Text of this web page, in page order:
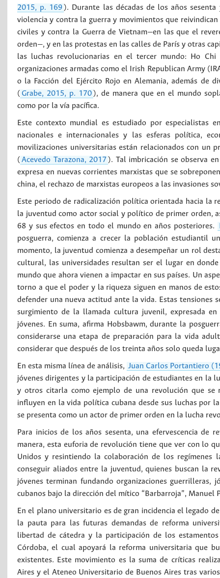
2015, p. 169 ). Durante las décadas de los años
violencia y contra la guerra y movimientos que
civiles y contra la Guerra de Vietnam—en las que el
orden—, y en las protestas en las calles de París y otras
las luchas revolucionarias en el tercer mundo: Ho
organizaciones armadas como el Irish Republican Army
o la Facción del Ejército Rojo en Alemania, además de
( Grabe, 2015, p. 170 ), de manera que en el mundo
como por la vía pacífica.
Este contexto mundial es estudiado por especialistas
nacionales e internacionales y las esferas política,
movilizaciones universitarias están relacionados con
( Acevedo Tarazona, 2017 ). Tal imbricación se observa
expresa en nuevas corrientes marxistas que se
china, el rechazo de marxistas europeos a las invasiones
Este periodo de radicalización política orientada hacia
la juventud como actor social y político de primer orden,
68 y sus efectos en todo el mundo en años posteriores.
posguerra, comienza a crecer la población estudiantil
momento, la juventud comienza a desempeñar un rol
cultural, las universidades resultan ser el lugar en
mundo que ahora vienen a impactar en sus países. Un
torno a que el poder y la riqueza siguen en manos de
defender una nueva actitud ante la vida. Estas tensiones
surgimiento de la llamada cultura juvenil, expresada
jóvenes. En suma, afirma Hobsbawm, durante la
considerarse una etapa de preparación para la vida
considerar que después de los treinta años solo queda
En esta misma línea de análisis, Juan Carlos Portantiero
jóvenes dirigentes y la participación de estudiantes en la
y otros citarla como ejemplo de una revolución que se
influyen en la vida política cubana desde sus luchas por
se presenta como un actor de primer orden en la lucha
Para inicios de los años sesenta, una efervescencia de
manera, esta euforia de revolución tiene que ver con lo
Unidos y resintiendo la colaboración de los regímenes
conseguir aliados entre la juventud, quienes buscan la
jóvenes terminan fundando organizaciones
cubanos bajo la dirección del mítico “Barbarroja”, Manuel
En el plano universitario es de gran incidencia el legado
la pauta para las futuras demandas de reforma
libertad de cátedra y la participación de los
Córdoba, el cual apoyará la reforma universitaria que
existentes. Este movimiento es la suma de críticas
Aires y el Ateneo Universitario de Buenos Aires tras